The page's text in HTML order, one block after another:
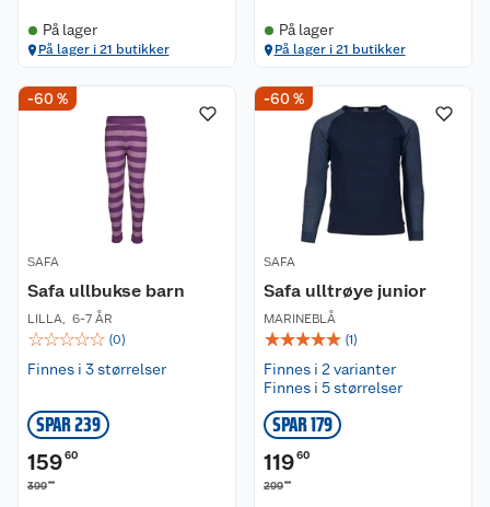
På lager
På lager i 21 butikker
På lager
På lager i 21 butikker
-60 %
SAFA
Safa ullbukse barn
LILLA, 6-7 ÅR
☆☆☆☆☆ (0)
Finnes i 3 størrelser
SPAR 239
15960
39900
-60 %
SAFA
Safa ulltrøye junior
MARINEBLÅ
☆☆☆☆☆ (1)
Finnes i 2 varianter
Finnes i 5 størrelser
SPAR 179
11960
29900
Våre butikker
Våre merkevarer
Ledige stillinger
Kundeservice
Kontakt oss
Angre- og returrett
Reklamasjon og garanti
Ofte stilte spørsmål
Leveringsalternativer
Åpent kjøp